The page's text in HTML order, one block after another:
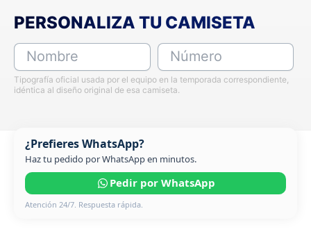
PERSONALIZA TU CAMISETA
Nombre Número
Tipografía oficial usada por el equipo en la temporada correspondiente,
idéntica al diseño original de esa camiseta.
¿Prefieres WhatsApp?
Haz tu pedido por WhatsApp en minutos.
Pedir por WhatsApp
Atención 24/7. Respuesta rápida.